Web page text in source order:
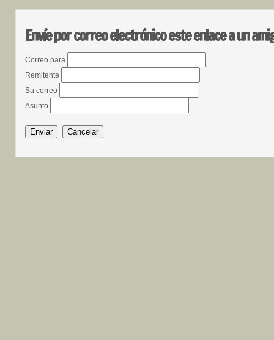
Envíe por correo electrónico este enlace a un
Correo para
Remitente
Su correo
Asunto
Enviar Cancelar